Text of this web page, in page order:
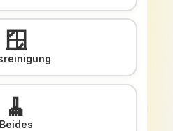
🪟
🧹
Beides